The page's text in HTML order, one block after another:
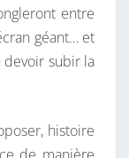
entre
géant… et
devoir subir la
histoire
de manière